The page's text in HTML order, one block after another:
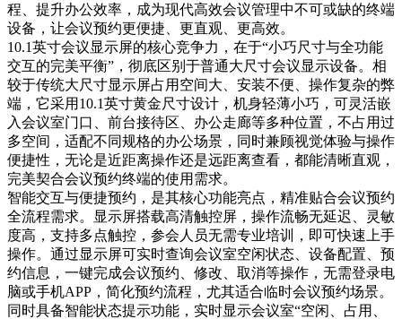
程、提升办公效率，成为现代高效会议管理中不可或缺的终端
设备，让会议预约更便捷、更直观、更高效。
10.1英寸会议显示屏的核心竞争力，在于“小巧尺寸与全功能
交互的完美平衡”，彻底区别于普通大尺寸会议显示设备。相
较于传统大尺寸显示屏占用空间大、安装不便、操作复杂的弊
端，它采用10.1英寸黄金尺寸设计，机身轻薄小巧，可灵活嵌
入会议室门口、前台接待区、办公走廊等多种位置，不占用过
多空间，适配不同规格的办公场景，同时兼顾视觉体验与操作
便捷性，无论是近距离操作还是远距离查看，都能清晰直观，
完美契合会议预约终端的使用需求。
智能交互与便捷预约，是其核心功能亮点，精准贴合会议预约
全流程需求。显示屏搭载高清触控屏，操作流畅无延迟、灵敏
度高，支持多点触控，参会人员无需专业培训，即可快速上手
操作。通过显示屏可实时查询会议室空闲状态、设备配置、预
约信息，一键完成会议预约、修改、取消等操作，无需登录电
脑或手机APP，简化预约流程，尤其适合临时会议预约场景。
同时具备智能状态提示功能，实时显示会议室“空闲、占用、